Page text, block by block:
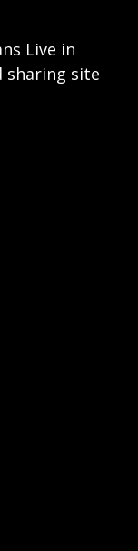
Live in
sharing site